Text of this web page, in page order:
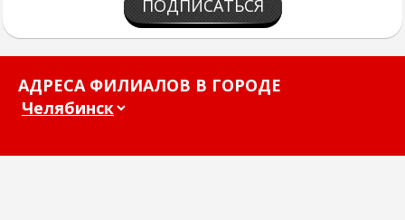
ПОДПИСАТЬСЯ
АДРЕСА ФИЛИАЛОВ В ГОРОДЕ